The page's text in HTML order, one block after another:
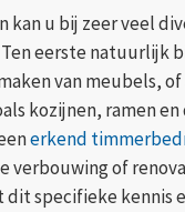
kan u bij zeer veel
eerste natuurlijk
van meubels,
kozijnen, ramen en
erkend
verbouwing of
dit specifieke kennis